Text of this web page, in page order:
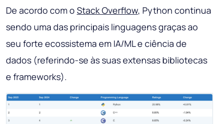
De acordo com o Stack Overflow, Python continua
sendo uma das principais linguagens graças ao
seu forte ecossistema em IA/ML e ciência de
dados (referindo-se às suas extensas bibliotecas
e frameworks).